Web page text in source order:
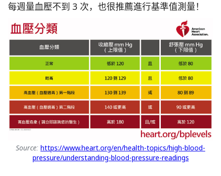
每週量血壓不到 3 次，也很推薦進行基準值測量！
Source: https://www.heart.org/en/health-topics/high-blood-
pressure/understanding-blood-pressure-readings